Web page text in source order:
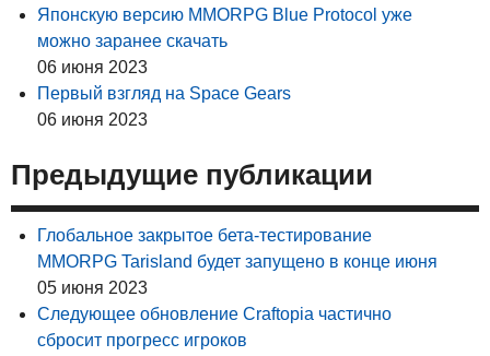
Японскую версию MMORPG Blue Protocol уже
можно заранее скачать
06 июня 2023
Первый взгляд на Space Gears
06 июня 2023
Предыдущие публикации
Глобальное закрытое бета-тестирование
MMORPG Tarisland будет запущено в конце июня
05 июня 2023
Следующее обновление Craftopia частично
сбросит прогресс игроков